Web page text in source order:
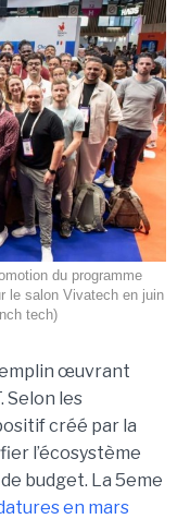
du programme
le salon Vivatech en juin
tech)
œuvrant
Selon les
créé par la
l’écosystème
budget. La 5eme
en mars